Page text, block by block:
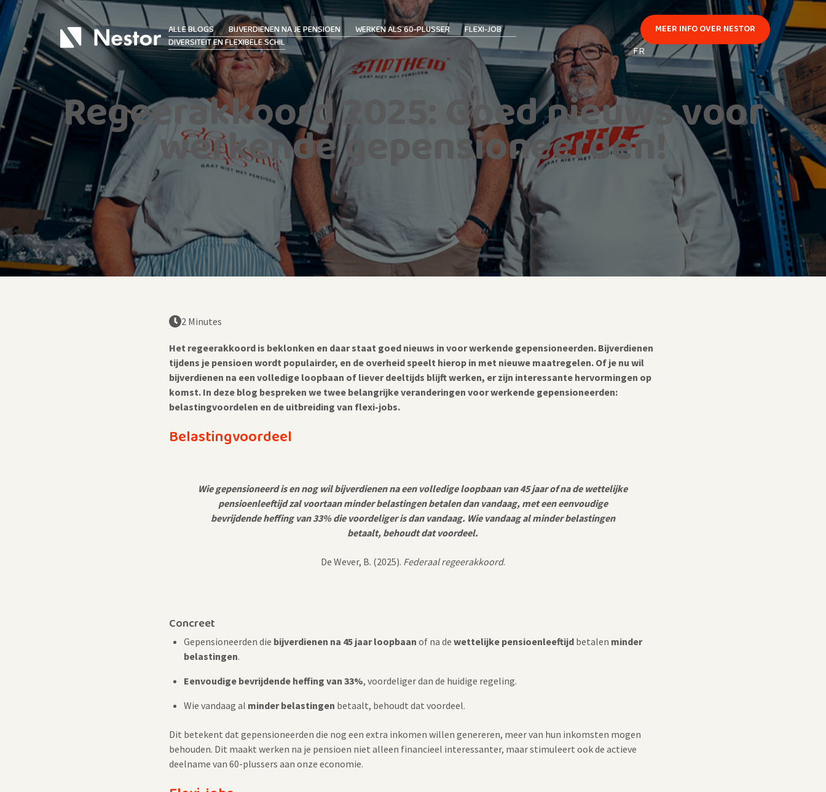
ALLE BLOGS BIJVERDIENEN NA JE PENSIOEN WERKEN ALS 60-PLUSSER
FLEXI-JOB
DIVERSITEIT EN FLEXIBELE SCHIL
MEER INFO OVER NESTOR
FR
Regeerakkoord 2025: Goed nieuws voor
werkende gepensioneerden!
2 Minutes
Het regeerakkoord is beklonken en daar staat goed nieuws in voor werkende gepensioneerden. Bijverdienen
tijdens je pensioen wordt populairder, en de overheid speelt hierop in met nieuwe maatregelen. Of je nu wil
bijverdienen na een volledige loopbaan of liever deeltijds blijft werken, er zijn interessante hervormingen op
komst. In deze blog bespreken we twee belangrijke veranderingen voor werkende gepensioneerden:
belastingvoordelen en de uitbreiding van flexi-jobs.
Belastingvoordeel
Wie gepensioneerd is en nog wil bijverdienen na een volledige loopbaan van 45 jaar of na de wettelijke
pensioenleeftijd zal voortaan minder belastingen betalen dan vandaag, met een eenvoudige
bevrijdende heffing van 33% die voordeliger is dan vandaag. Wie vandaag al minder belastingen
betaalt, behoudt dat voordeel.
De Wever, B. (2025). Federaal regeerakkoord.
Concreet
Gepensioneerden die bijverdienen na 45 jaar loopbaan of na de wettelijke pensioenleeftijdbetalen minder
belastingen.
Eenvoudige bevrijdende heffing van 33%, voordeliger dan de huidige regeling.
Wie vandaag al minder belastingen betaalt, behoudt dat voordeel.
Dit betekent dat gepensioneerden die nog een extra inkomen willen genereren, meer van hun inkomsten mogen
behouden. Dit maakt werken na je pensioen niet alleen financieel interessanter, maar stimuleert ook de actieve
deelname van 60-plussers aan onze economie.